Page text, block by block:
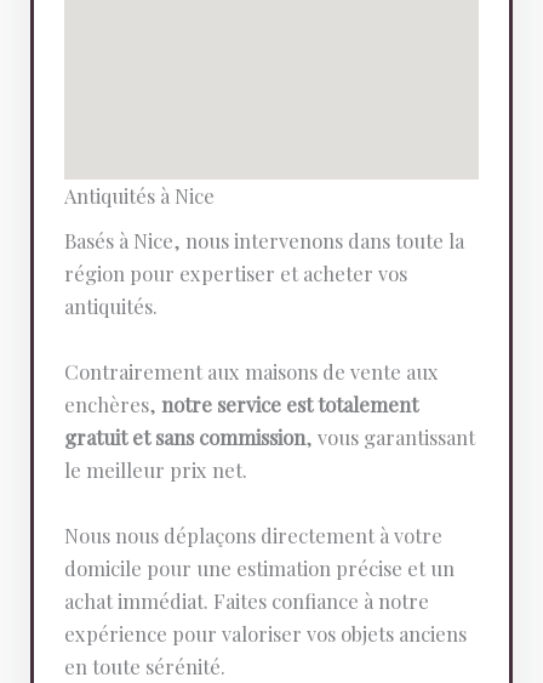
Antiquités à Nice
Basés à Nice, nous intervenons dans toute la
région pour expertiser et acheter vos
antiquités.
Contrairement aux maisons de vente aux
enchères, notre service est totalement
gratuit et sans commission, vous garantissant
le meilleur prix net.
Nous nous déplaçons directement à votre
domicile pour une estimation précise et un
achat immédiat. Faites confiance à notre
expérience pour valoriser vos objets anciens
en toute sérénité.